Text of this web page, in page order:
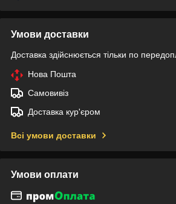
Умови доставки
Доставка здійснюється тільки по
Нова Пошта
Самовивіз
Доставка кур'єром
Всі умови доставки
Умови оплати